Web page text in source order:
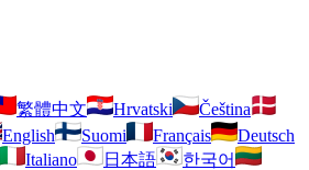
繁體中文 Hrvatski
Čeština
English Suomi Français
Deutsch
Italiano 日本語
한국어